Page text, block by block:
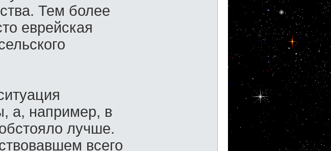
Тем более
еврейская
а, например, в
лучше.
всего